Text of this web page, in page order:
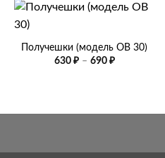
Получешки (модель OB 30)
630 ₽ – 690 ₽Диапазон